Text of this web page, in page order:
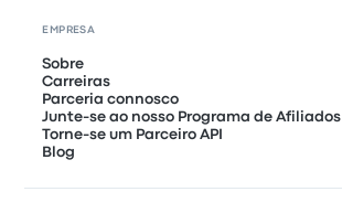
EMPRESA
Sobre
Carreiras
Parceria connosco
Junte-se ao nosso Programa de Afiliados
Torne-se um Parceiro API
Blog